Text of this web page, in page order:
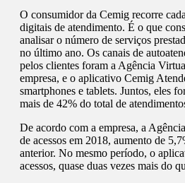
O consumidor da Cemig recorre
digitais de atendimento. É o que
analisar o número de serviços
no último ano. Os canais de
pelos clientes foram a Agência
empresa, e o aplicativo Cemig
smartphones e tablets. Juntos, eles
mais de 42% do total de
De acordo com a empresa, a
de acessos em 2018, aumento de
anterior. No mesmo período, o
acessos, quase duas vezes mais do